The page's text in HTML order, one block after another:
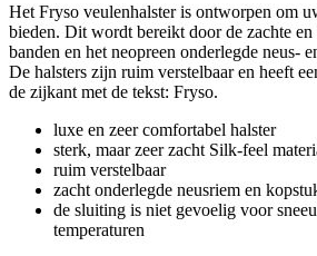
Het Fryso veulenhalster is ontworpen om
bieden. Dit wordt bereikt door de zachte en
banden en het neopreen onderlegde neus-
De halsters zijn ruim verstelbaar en heeft
de zijkant met de tekst: Fryso.
luxe en zeer comfortabel halster
sterk, maar zeer zacht Silk-feel
ruim verstelbaar
zacht onderlegde neusriem en
de sluiting is niet gevoelig voor
temperaturen